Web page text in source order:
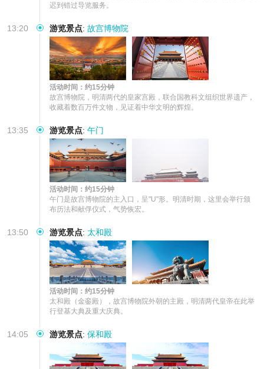
迟到错过导览服务。
13:20 游览景点: 故宫博物院
活动时间：约15分钟
故宫博物院，明清两代的皇家宫殿，联合国教科文组织世界遗产，
收藏着数百万件文物，见证着中华文明的辉煌。
13:35 游览景点: 午门
活动时间：约15分钟
午门是故宫博物院的主入口，呈"U"形。明清时期，这里会举行颁
布历法和献俘仪式，气势恢宏。
13:50 游览景点: 太和殿
活动时间：约15分钟
太和殿（金銮殿），故宫博物院外朝的主殿，明清两代皇帝在此举
行登基大典及重大庆典。
14:05 游览景点: 保和殿